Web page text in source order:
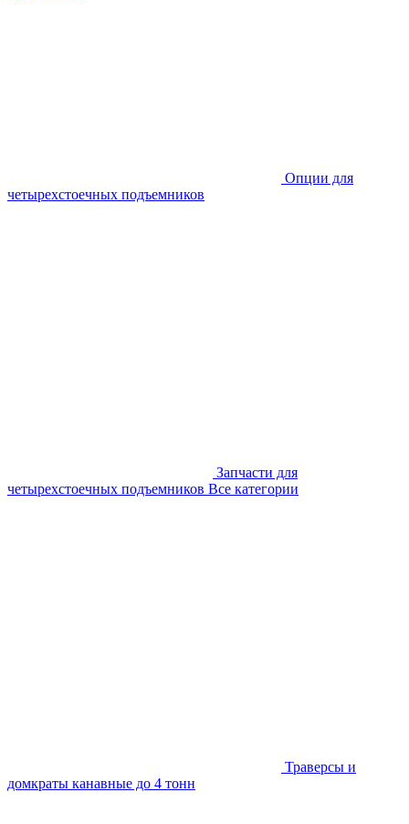
Опции для
четырехстоечных подъемников
Запчасти для
четырехстоечных подъемников Все категории
Траверсы и
домкраты канавные до 4 тонн